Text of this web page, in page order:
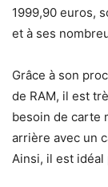
1999,90 euros,
et à ses
Grâce à son
de RAM, il est
besoin de carte
arrière avec un
Ainsi, il est